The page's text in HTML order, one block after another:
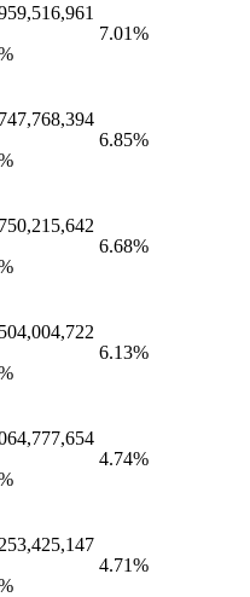
7.01%
6.85%
6.68%
6.13%
4.74%
4.71%